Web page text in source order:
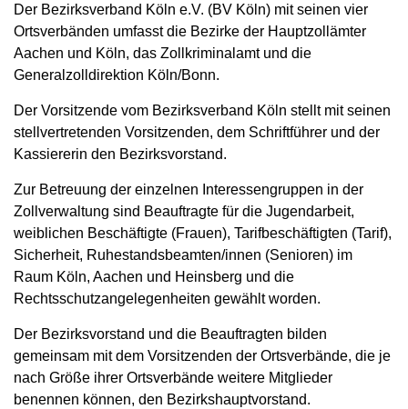
Der Bezirksverband Köln e.V. (BV Köln) mit seinen vier
Ortsverbänden umfasst die Bezirke der Hauptzollämter
Aachen und Köln, das Zollkriminalamt und die
Generalzolldirektion Köln/Bonn.
Der Vorsitzende vom Bezirksverband Köln stellt mit seinen
stellvertretenden Vorsitzenden, dem Schriftführer und der
Kassiererin den Bezirksvorstand.
Zur Betreuung der einzelnen Interessengruppen in der
Zollverwaltung sind Beauftragte für die Jugendarbeit,
weiblichen Beschäftigte (Frauen), Tarifbeschäftigten (Tarif),
Sicherheit, Ruhestandsbeamten/innen (Senioren) im
Raum Köln, Aachen und Heinsberg und die
Rechtsschutzangelegenheiten gewählt worden.
Der Bezirksvorstand und die Beauftragten bilden
gemeinsam mit dem Vorsitzenden der Ortsverbände, die je
nach Größe ihrer Ortsverbände weitere Mitglieder
benennen können, den Bezirkshauptvorstand.